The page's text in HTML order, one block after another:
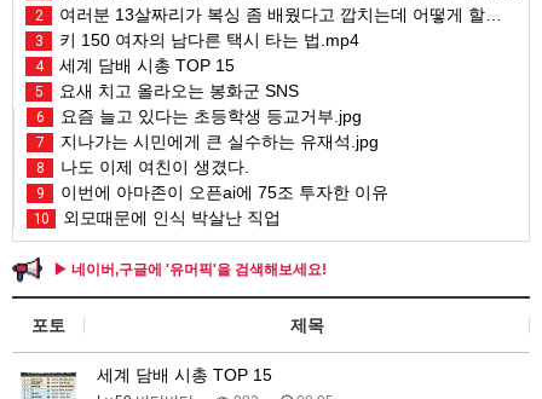
2 여러분 13살짜리가 복싱 좀 배웠다고 깝치는데 어떻게 할까요?
3 키 150 여자의 남다른 택시 타는 법.mp4
4 세계 담배 시총 TOP 15
5 요새 치고 올라오는 봉화군 SNS
6 요즘 늘고 있다는 초등학생 등교거부.jpg
7 지나가는 시민에게 큰 실수하는 유재석.jpg
8 나도 이제 여친이 생겼다.
9 이번에 아마존이 오픈ai에 75조 투자한 이유
10 외모때문에 인식 박살난 직업
▶ 네이버,구글에 '유머픽'을 검색해보세요!
포토 제목
세계 담배 시총 TOP 15